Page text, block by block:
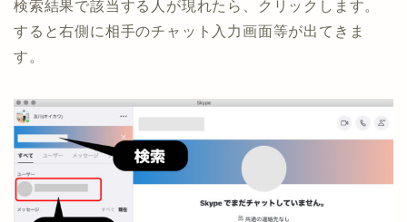
検索結果で該当する人が現れたら、クリックします。
すると右側に相手のチャット入力画面等が出てきま
す。